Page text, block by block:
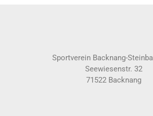
Sportverein Backnang-
Seewiesenstr. 32
71522 Backnang